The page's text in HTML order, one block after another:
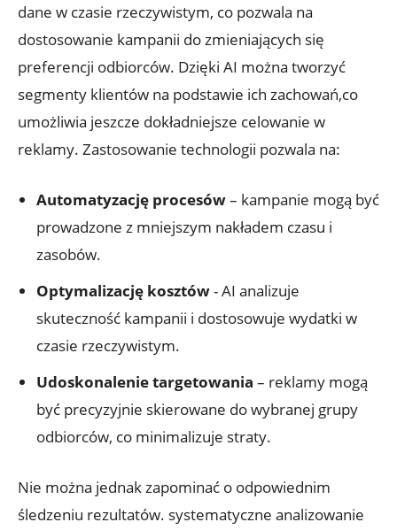
dane w⁤ czasie ‍rzeczywistym, co‌ pozwala na
dostosowanie kampanii do⁢ zmieniających się
‍preferencji odbiorców. Dzięki ⁤AI można ⁤tworzyć
segmenty klientów na podstawie ich​ zachowań,co
umożliwia jeszcze dokładniejsze celowanie w⁢
reklamy. Zastosowanie technologii pozwala na:
Automatyzację procesów– kampanie mogą⁣ być
prowadzone z⁢ mniejszym nakładem czasu i
zasobów.
Optymalizację‌ kosztów-‌ AI ⁢analizuje
skuteczność kampanii i dostosowuje wydatki w
⁣czasie rzeczywistym.
Udoskonalenie targetowania – reklamy mogą​
być ⁢precyzyjnie ‍skierowane do wybranej grupy
odbiorców, co minimalizuje straty.
Nie można jednak zapominać o‍ odpowiednim
śledzeniu rezultatów. ‌systematyczne analizowanie